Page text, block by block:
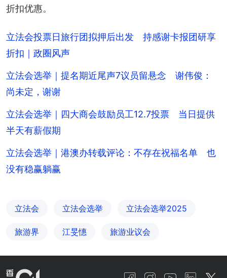
折扣优惠。
立法会投票日旅行团拟押后出发 持感谢卡报团研享
折扣｜政圈风声
立法会选举｜提名期近尾声7议员留悬念 谢伟俊：
尚未定，谢谢
立法会选举｜四大商会鼓励员工12.7投票 当日提供
半天有薪假期
立法会选举｜港澳办转载评论：不存在祝福名单 也
没有稳赢躺赢
立法会 立法会选举 立法会选举2025
旅游界 江旻憓 旅游业议会